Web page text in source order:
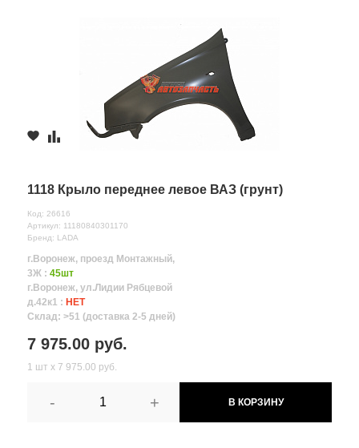
1118 Крыло переднее левое ВАЗ (грунт)
Код: 26616
Артикул: 11180840301170
Бренд: LADA
г.Воронеж, проезд Монтажный,
3Ж : 45шт
г.Воронеж, ул.Лидии Рябцевой
д.42к1 : НЕТ
Склад: >51 (доставка 2-5 дней)
7 975.00 руб.
1 шт х 7 975.00 руб.
- + В КОРЗИНУ